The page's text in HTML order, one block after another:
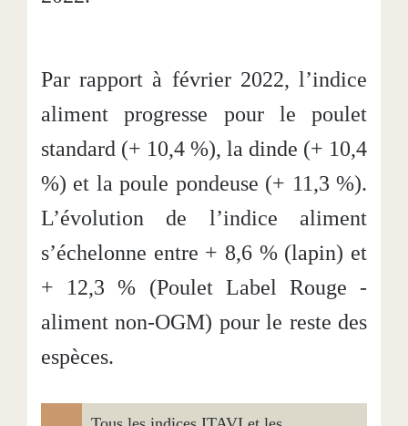
Par rapport à février 2022, l’indice
aliment progresse pour le poulet
standard (+ 10,4 %), la dinde (+ 10,4
%) et la poule pondeuse (+ 11,3 %).
L’évolution de l’indice aliment
s’échelonne entre + 8,6 % (lapin) et
+ 12,3 % (Poulet Label Rouge -
aliment non-OGM) pour le reste des
espèces.